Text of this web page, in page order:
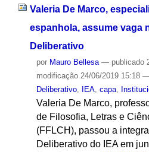
Valeria De Marco,
espanhola, assume vaga
Deliberativo
por Mauro Bellesa — publicado
modificação24/06/2019 15:18 —
Deliberativo, IEA, capa,
Valeria De Marco,
de Filosofia, Letras e
(FFLCH), passou a
Deliberativo do IEA em